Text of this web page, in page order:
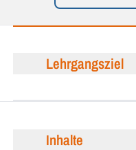
Lehrgangsziel
Inhalte